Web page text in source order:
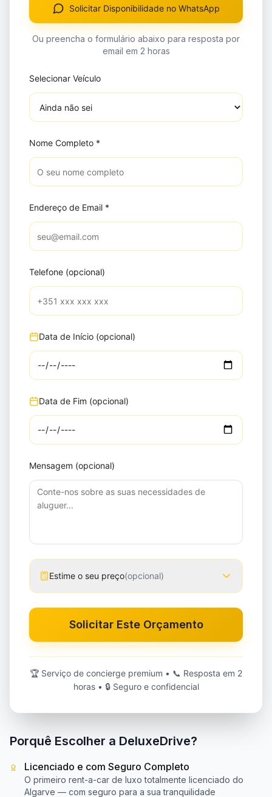
Solicitar Disponibilidade no WhatsApp
Ou preencha o formulário abaixo para resposta por
email em 2 horas
Selecionar Veículo
Nome Completo *
Endereço de Email *
Telefone (opcional)
Data de Início (opcional)
Data de Fim (opcional)
Mensagem (opcional)
Estime o seu preço(opcional)
Solicitar Este Orçamento
🏆 Serviço de concierge premium • 📞 Resposta em 2
horas• 🔒 Seguro e confidencial
Porquê Escolher a DeluxeDrive?
Licenciado e com Seguro Completo
O primeiro rent-a-car de luxo totalmente licenciado do
Algarve — com seguro para a sua tranquilidade